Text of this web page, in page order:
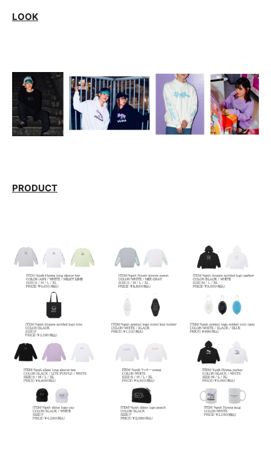
LOOK
PRODUCT